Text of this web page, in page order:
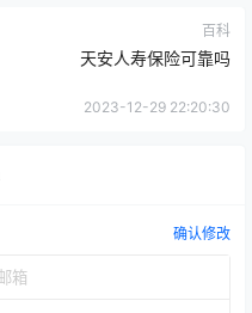
百科
天安人寿保险可靠吗
2023-12-29 22:20:30
确认修改